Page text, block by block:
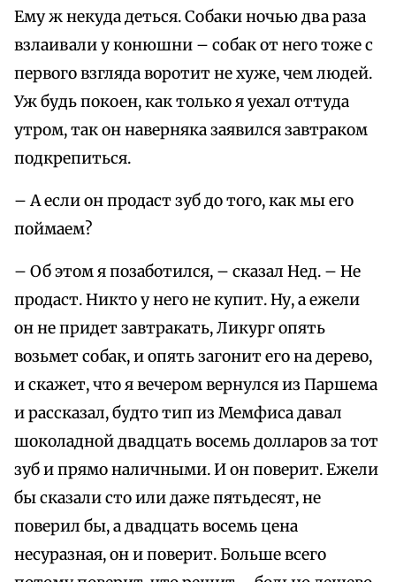
Ему ж некуда деться. Собаки ночью два раза
взлаивали у конюшни – собак от него тоже с
первого взгляда воротит не хуже, чем людей.
Уж будь покоен, как только я уехал оттуда
утром, так он наверняка заявился завтраком
подкрепиться.
– А если он продаст зуб до того, как мы его
поймаем?
– Об этом я позаботился, – сказал Нед. – Не
продаст. Никто у него не купит. Ну, а ежели
он не придет завтракать, Ликург опять
возьмет собак, и опять загонит его на дерево,
и скажет, что я вечером вернулся из Паршема
и рассказал, будто тип из Мемфиса давал
шоколадной двадцать восемь долларов за тот
зуб и прямо наличными. И он поверит. Ежели
бы сказали сто или даже пятьдесят, не
поверил бы, а двадцать восемь цена
несуразная, он и поверит. Больше всего